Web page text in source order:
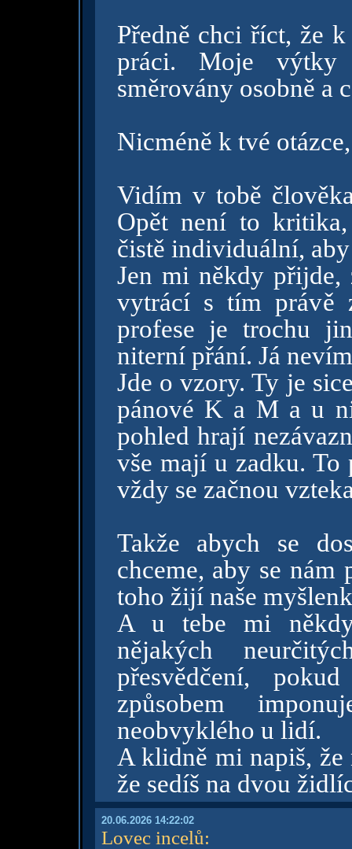
Předně chci říct, že
práci. Moje výtky
směrovány osobně a
Nicméně k tvé
Vidím v tobě
Opět není to
čistě individuální,
Jen mi někdy přijde,
vytrácí s tím právě
profese je trochu
niterní přání. Já
Jde o vzory. Ty je
pánové K a M a u
pohled hrají
vše mají u zadku.
vždy se začnou
Takže abych se
chceme, aby se nám
toho žijí naše
A u tebe mi
nějakých
přesvědčení,
způsobem
neobvyklého u lidí.
A klidně mi napiš,
že sedíš na dvou
20.06.2026 14:22:02
Lovec incelů: